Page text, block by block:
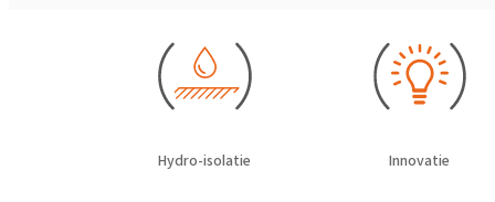
Hydro-isolatie Innovatie